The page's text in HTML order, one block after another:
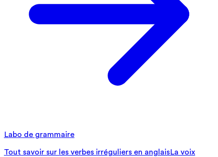
Labo de grammaire
Tout savoir sur les verbes irréguliers en anglaisLa voix